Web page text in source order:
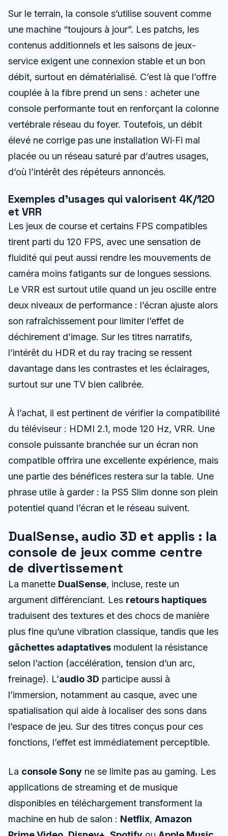
Sur le terrain, la console s’utilise souvent comme
une machine “toujours à jour”. Les patchs, les
contenus additionnels et les saisons de jeux-
service exigent une connexion stable et un bon
débit, surtout en dématérialisé. C’est là que l’offre
couplée à la fibre prend un sens : acheter une
console performante tout en renforçant la colonne
vertébrale réseau du foyer. Toutefois, un débit
élevé ne corrige pas une installation Wi‑Fi mal
placée ou un réseau saturé par d’autres usages,
d’où l’intérêt des répéteurs annoncés.
Exemples d’usages qui valorisent 4K/120
et VRR
Les jeux de course et certains FPS compatibles
tirent parti du 120 FPS, avec une sensation de
fluidité qui peut aussi rendre les mouvements de
caméra moins fatigants sur de longues sessions.
Le VRR est surtout utile quand un jeu oscille entre
deux niveaux de performance : l’écran ajuste alors
son rafraîchissement pour limiter l’effet de
déchirement d’image. Sur les titres narratifs,
l’intérêt du HDR et du ray tracing se ressent
davantage dans les contrastes et les éclairages,
surtout sur une TV bien calibrée.
À l’achat, il est pertinent de vérifier la compatibilité
du téléviseur : HDMI 2.1, mode 120 Hz, VRR. Une
console puissante branchée sur un écran non
compatible offrira une excellente expérience, mais
une partie des bénéfices restera sur la table. Une
phrase utile à garder : la PS5 Slim donne son plein
potentiel quand l’écran et le réseau suivent.
DualSense, audio 3D et applis : la
console de jeux comme centre
de divertissement
La manette DualSense, incluse, reste un
argument différenciant. Les retours haptiques
traduisent des textures et des chocs de manière
plus fine qu’une vibration classique, tandis que les
gâchettes adaptatives modulent la résistance
selon l’action (accélération, tension d’un arc,
freinage). L’audio 3D participe aussi à
l’immersion, notamment au casque, avec une
spatialisation qui aide à localiser des sons dans
l’espace de jeu. Sur des titres conçus pour ces
fonctions, l’effet est immédiatement perceptible.
La console Sony ne se limite pas au gaming. Les
applications de streaming et de musique
disponibles en téléchargement transforment la
machine en hub de salon : Netflix, Amazon